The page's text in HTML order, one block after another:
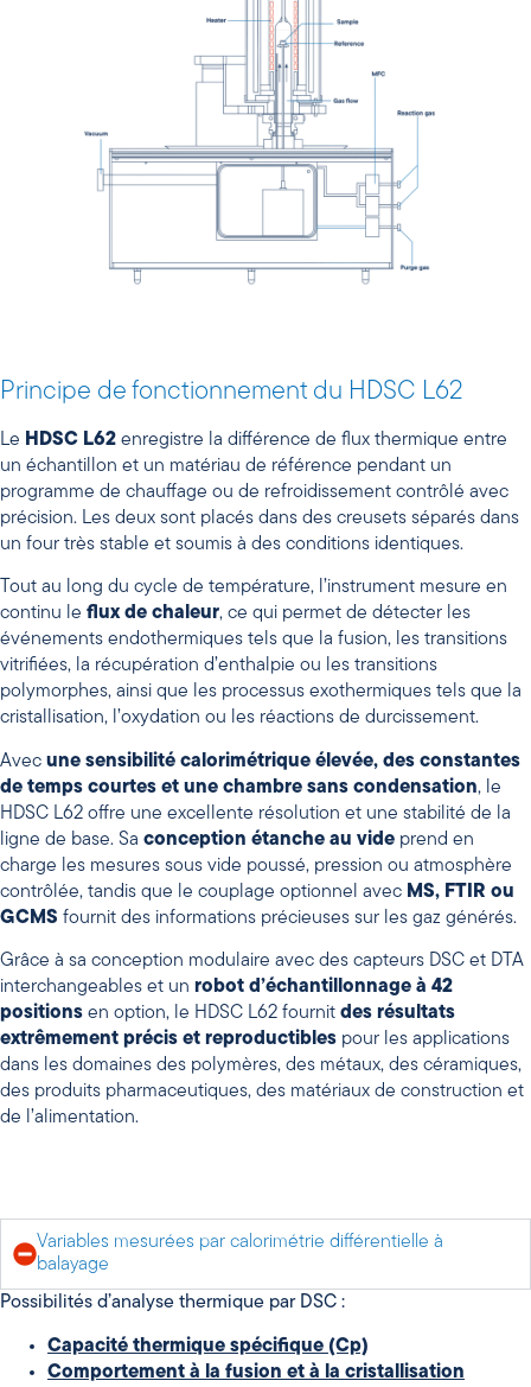
Principe de fonctionnement du HDSC L62
Le HDSC L62 enregistre la différence de flux thermique entre
un échantillon et un matériau de référence pendant un
programme de chauffage ou de refroidissement contrôlé avec
précision. Les deux sont placés dans des creusets séparés dans
un four très stable et soumis à des conditions identiques.
Tout au long du cycle de température, l’instrument mesure en
continu le flux de chaleur, ce qui permet de détecter les
événements endothermiques tels que la fusion, les transitions
vitrifiées, la récupération d’enthalpie ou les transitions
polymorphes, ainsi que les processus exothermiques tels que la
cristallisation, l’oxydation ou les réactions de durcissement.
Avec une sensibilité calorimétrique élevée, des constantes
de temps courtes et une chambre sans condensation, le
HDSC L62 offre une excellente résolution et une stabilité de la
ligne de base. Sa conception étanche au vide prend en
charge les mesures sous vide poussé, pression ou atmosphère
contrôlée, tandis que le couplage optionnel avec MS, FTIR ou
GCMS fournit des informations précieuses sur les gaz générés.
Grâce à sa conception modulaire avec des capteurs DSC et DTA
interchangeables et un robot d’échantillonnage à 42
positions en option, le HDSC L62 fournit des résultats
extrêmement précis et reproductibles pour les applications
dans les domaines des polymères, des métaux, des céramiques,
des produits pharmaceutiques, des matériaux de construction et
de l’alimentation.
Variables mesurées par calorimétrie différentielle à
balayage
Possibilités d’analyse thermique par DSC :
Capacité thermique spécifique (Cp)
Comportement à la fusion et à la cristallisation